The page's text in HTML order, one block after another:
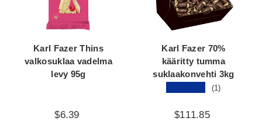
Karl Fazer Thins
valkosuklaa vadelma
levy 95g
$6.39
Karl Fazer 70%
kääritty tumma
suklaakonvehti 3kg
(1)
$111.85